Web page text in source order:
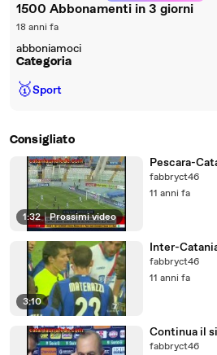
1500 Abbonamenti in 3 giorni
18 anni fa
abboniamoci
Categoria
🥇Sport
Consigliato
1:32 | Prossimi video
Pescara-
fabbryct46
11 anni fa
3:10
Inter-
fabbryct46
11 anni fa
Continua il
fabbryct46